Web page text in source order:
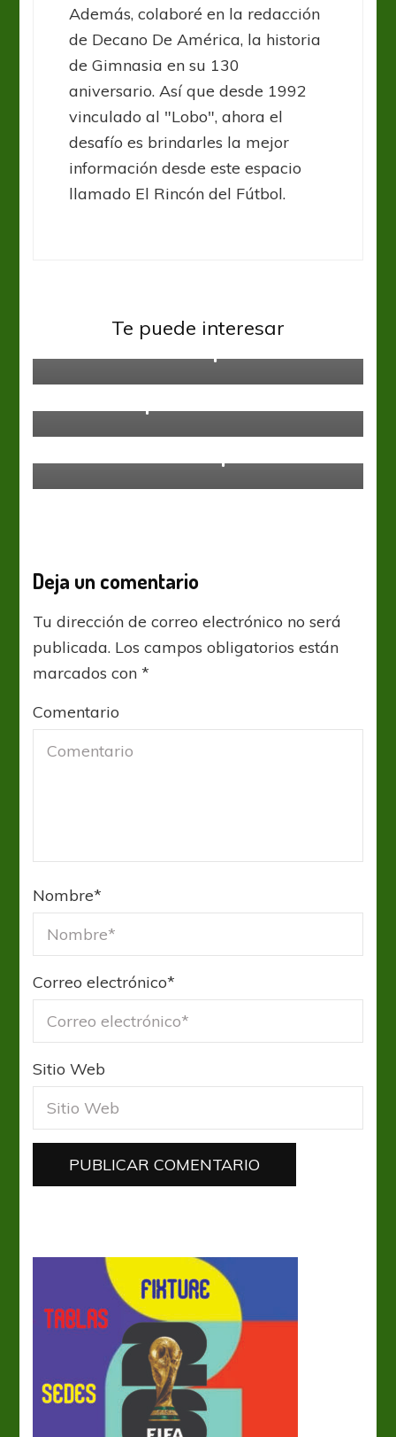
Además, colaboré en la redacción
de Decano De América, la historia
de Gimnasia en su 130
aniversario. Así que desde 1992
vinculado al "Lobo", ahora el
desafío es brindarles la mejor
información desde este espacio
llamado El Rincón del Fútbol.
Te puede interesar
Gimnasia y Esgrima LP
Deja un comentario
Tu dirección de correo electrónico no será
publicada. Los campos obligatorios están
marcados con*
Comentario
Nombre*
Correo electrónico*
Sitio Web